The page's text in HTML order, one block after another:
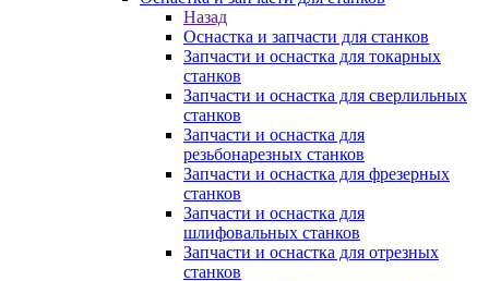
Назад
Оснастка и запчасти для станков
Запчасти и оснастка для токарных
станков
Запчасти и оснастка для сверлильных
станков
Запчасти и оснастка для
резьбонарезных станков
Запчасти и оснастка для фрезерных
станков
Запчасти и оснастка для
шлифовальных станков
Запчасти и оснастка для отрезных
станков